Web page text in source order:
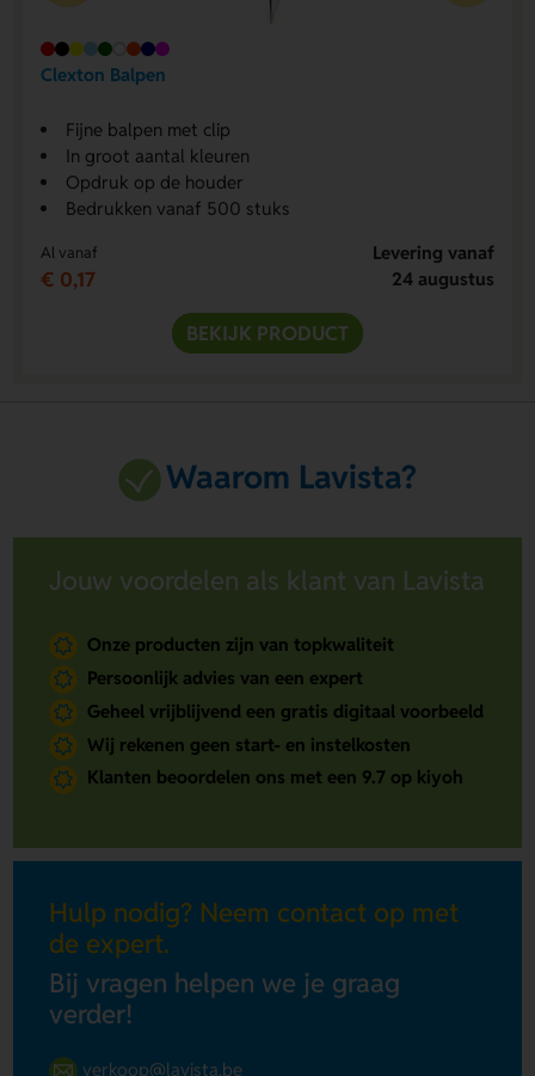
Clexton Balpen
Fijne balpen met clip
In groot aantal kleuren
Opdruk op de houder
Bedrukken vanaf 500 stuks
Al vanaf
€ 0,17
Levering vanaf
24 augustus
BEKIJK PRODUCT
Waarom Lavista?
Jouw voordelen als klant van Lavista
Onze producten zijn van topkwaliteit
Persoonlijk advies van een expert
Geheel vrijblijvend een gratis digitaal voorbeeld
Wij rekenen geen start- en instelkosten
Klanten beoordelen ons met een 9.7 op kiyoh
Hulp nodig? Neem contact op met
de expert.
Bij vragen helpen we je graag
verder!
verkoop@lavista.be